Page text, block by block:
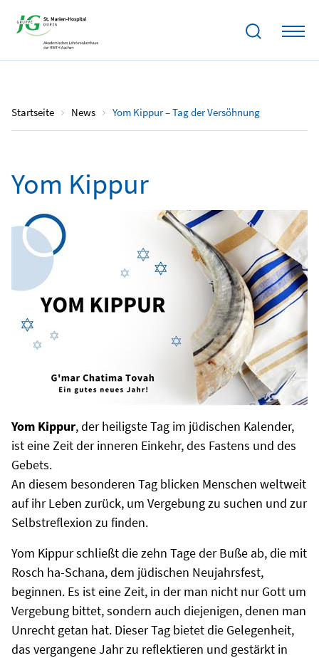
Startseite News Yom Kippur – Tag der Versöhnung
12.10.2024
Yom Kippur
Yom Kippur, der heiligste Tag im jüdischen Kalender,
ist eine Zeit der inneren Einkehr, des Fastens und des
Gebets.
An diesem besonderen Tag blicken Menschen weltweit
auf ihr Leben zurück, um Vergebung zu suchen und zur
Selbstreflexion zu finden.
Yom Kippur schließt die zehn Tage der Buße ab, die mit
Rosch ha-Schana, dem jüdischen Neujahrsfest,
beginnen. Es ist eine Zeit, in der man nicht nur Gott um
Vergebung bittet, sondern auch diejenigen, denen man
Unrecht getan hat. Dieser Tag bietet die Gelegenheit,
das vergangene Jahr zu reflektieren und gestärkt in